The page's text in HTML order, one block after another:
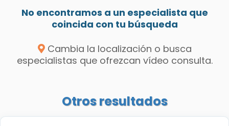
No encontramos a un especialista que
coincida con tu búsqueda
Cambia la localización o busca
especialistas que ofrezcan vídeo consulta.
Otros resultados